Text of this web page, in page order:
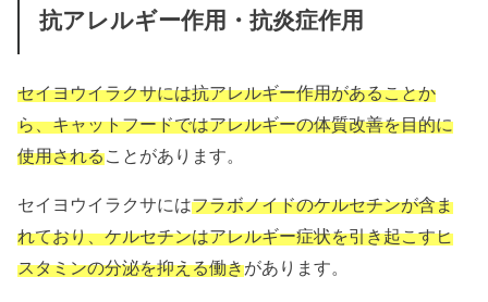
抗アレルギー作用・抗炎症作用
セイヨウイラクサには抗アレルギー作用があることか
ら、キャットフードではアレルギーの体質改善を目的に
使用されることがあります。
セイヨウイラクサにはフラボノイドのケルセチンが含ま
れており、ケルセチンはアレルギー症状を引き起こすヒ
スタミンの分泌を抑える働きがあります。